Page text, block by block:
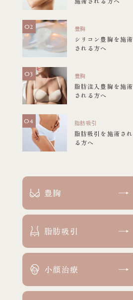
豊胸
シリコン豊胸を施術
される方へ
豊胸
脂肪注入豊胸を施術
される方へ
脂肪吸引
脂肪吸引を施術され
る方へ
豊胸
脂肪吸引
小顔治療